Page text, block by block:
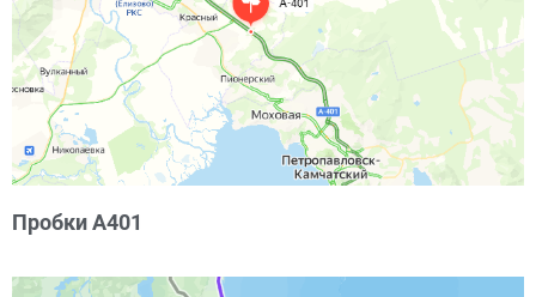
Пробки А401